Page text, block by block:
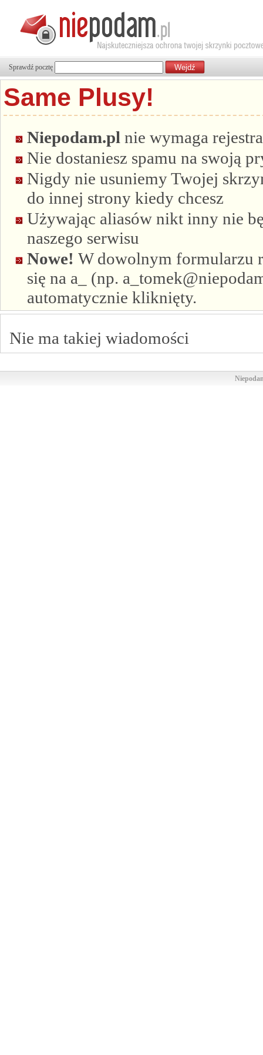
Sprawdź pocztę
Same Plusy!
Niepodam.pl nie wymaga
Nie dostaniesz spamu na swoją
Nigdy nie usuniemy Twojej
do innej strony kiedy chcesz
Używając aliasów nikt inny nie
naszego serwisu
Nowe! W dowolnym formularzu
się na a_ (np.
automatycznie kliknięty.
Nie ma takiej wiadomości